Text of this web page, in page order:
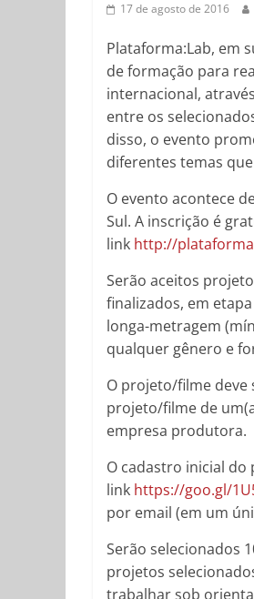
17 de agosto de 2016
Plataforma:Lab, em
de formação para
internacional,
entre os
disso, o evento
diferentes temas
O evento acontece
Sul. A inscrição é
link http://
Serão aceitos
finalizados, em
longa-metragem
qualquer gênero e
O projeto/filme deve
projeto/filme de
empresa produtora.
O cadastro inicial
link https://goo.gl/
por email (em um
Serão selecionados
projetos
trabalhar sob